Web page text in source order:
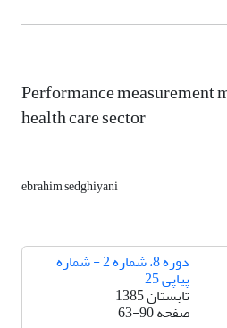
Performance measurement
health care sector
ebrahim sedghiyani
دوره 8، شماره 2 - شماره
پیاپی 25
تابستان 1385
صفحه63-90